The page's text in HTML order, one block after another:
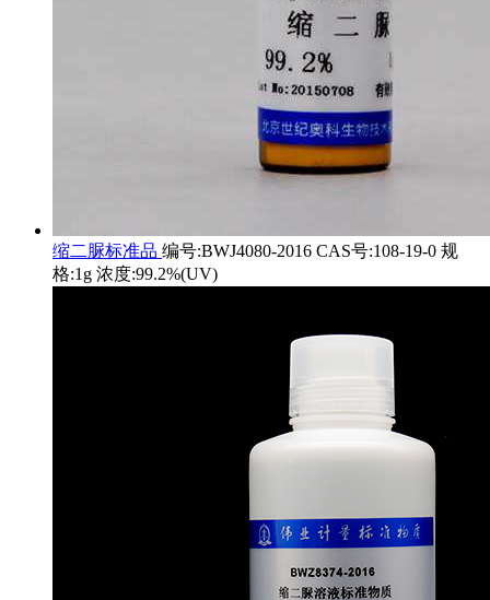
缩二脲标准品 编号:BWJ4080-2016 CAS号:108-19-0 规
格:1g 浓度:99.2%(UV)